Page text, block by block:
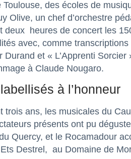
Toulouse, des écoles de
Olive, un chef d’orchestre
deux heures de concert les
avec, comme
Durand et « L’Apprenti
à Claude Nougaro.
à l’honneur
trois ans, les musicales du
présents ont pu
du Quercy, et le Rocamadour
Destrel, au Domaine de